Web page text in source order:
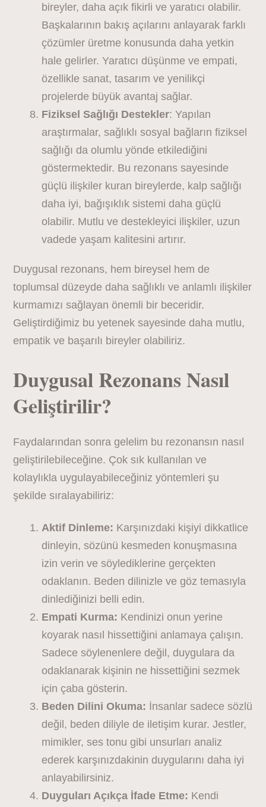
bireyler, daha açık fikirli ve yaratıcı olabilir.
Başkalarının bakış açılarını anlayarak farklı
çözümler üretme konusunda daha yetkin
hale gelirler. Yaratıcı düşünme ve empati,
özellikle sanat, tasarım ve yenilikçi
projelerde büyük avantaj sağlar.
Fiziksel Sağlığı Destekler: Yapılan
araştırmalar, sağlıklı sosyal bağların fiziksel
sağlığı da olumlu yönde etkilediğini
göstermektedir. Bu rezonans sayesinde
güçlü ilişkiler kuran bireylerde, kalp sağlığı
daha iyi, bağışıklık sistemi daha güçlü
olabilir. Mutlu ve destekleyici ilişkiler, uzun
vadede yaşam kalitesini artırır.
Duygusal rezonans, hem bireysel hem de
toplumsal düzeyde daha sağlıklı ve anlamlı ilişkiler
kurmamızı sağlayan önemli bir beceridir.
Geliştirdiğimiz bu yetenek sayesinde daha mutlu,
empatik ve başarılı bireyler olabiliriz.
Duygusal Rezonans Nasıl
Geliştirilir?
Faydalarından sonra gelelim bu rezonansın nasıl
geliştirilebileceğine. Çok sık kullanılan ve
kolaylıkla uygulayabileceğiniz yöntemleri şu
şekilde sıralayabiliriz:
Aktif Dinleme: Karşınızdaki kişiyi dikkatlice
dinleyin, sözünü kesmeden konuşmasına
izin verin ve söylediklerine gerçekten
odaklanın. Beden dilinizle ve göz temasıyla
dinlediğinizi belli edin.
Empati Kurma: Kendinizi onun yerine
koyarak nasıl hissettiğini anlamaya çalışın.
Sadece söylenenlere değil, duygulara da
odaklanarak kişinin ne hissettiğini sezmek
için çaba gösterin.
Beden Dilini Okuma: İnsanlar sadece sözlü
değil, beden diliyle de iletişim kurar. Jestler,
mimikler, ses tonu gibi unsurları analiz
ederek karşınızdakinin duygularını daha iyi
anlayabilirsiniz.
Duyguları Açıkça İfade Etme: Kendi